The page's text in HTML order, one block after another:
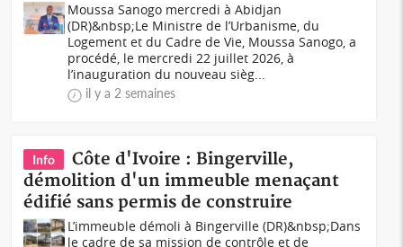
Moussa Sanogo mercredi à Abidjan
(DR)&nbsp;Le Ministre de l’Urbanisme, du
Logement et du Cadre de Vie, Moussa Sanogo, a
procédé, le mercredi 22 juillet 2026, à
l’inauguration du nouveau sièg...
il y a 2 semaines
Info
Côte d'Ivoire : Bingerville,
démolition d'un immeuble menaçant
édifié sans permis de construire
L’immeuble démoli à Bingerville (DR)&nbsp;Dans
le cadre de sa mission de contrôle et de